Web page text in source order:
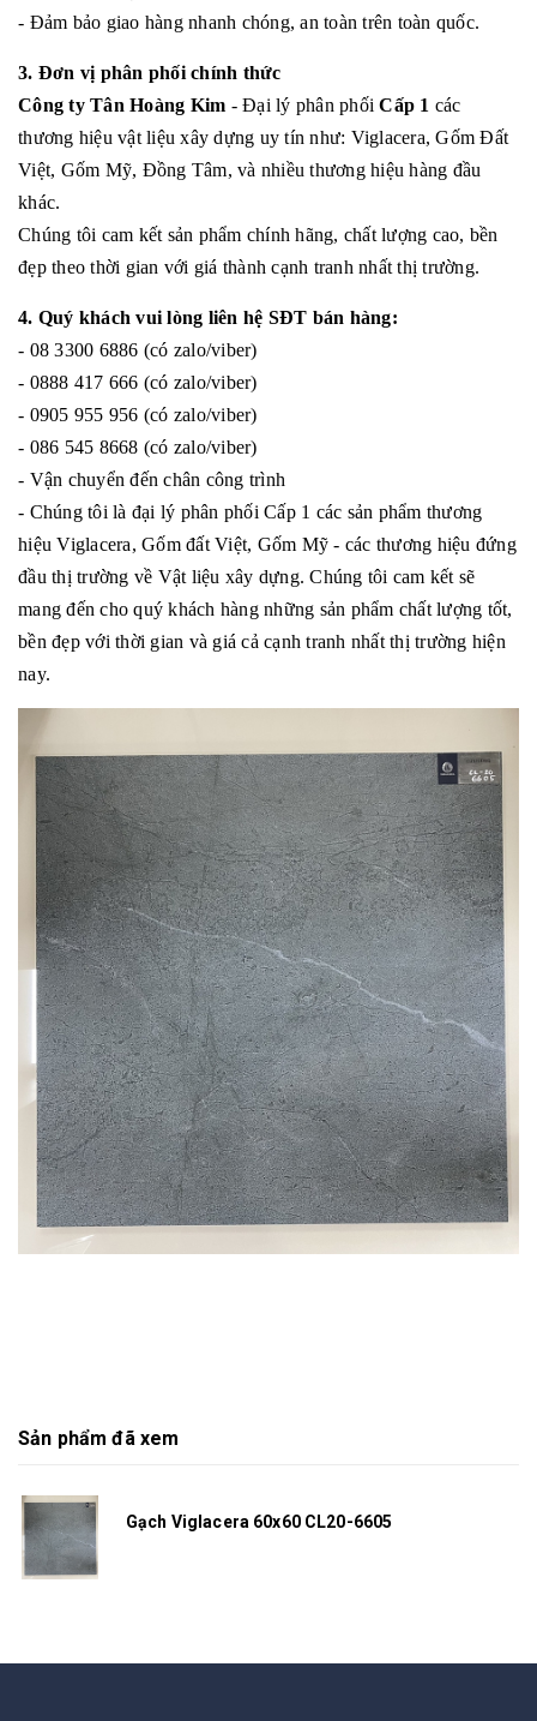
- Đảm bảo giao hàng nhanh chóng, an toàn trên toàn quốc.
3. Đơn vị phân phối chính thức
Công ty Tân Hoàng Kim - Đại lý phân phối Cấp 1 các
thương hiệu vật liệu xây dựng uy tín như: Viglacera, Gốm Đất
Việt, Gốm Mỹ, Đồng Tâm, và nhiều thương hiệu hàng đầu
khác.
Chúng tôi cam kết sản phẩm chính hãng, chất lượng cao, bền
đẹp theo thời gian với giá thành cạnh tranh nhất thị trường.
4. Quý khách vui lòng liên hệ SĐT bán hàng:
- 08 3300 6886 (có zalo/viber)
- 0888 417 666 (có zalo/viber)
- 0905 955 956 (có zalo/viber)
- 086 545 8668 (có zalo/viber)
- Vận chuyển đến chân công trình
- Chúng tôi là đại lý phân phối Cấp 1 các sản phẩm thương
hiệu Viglacera, Gốm đất Việt, Gốm Mỹ - các thương hiệu đứng
đầu thị trường về Vật liệu xây dựng. Chúng tôi cam kết sẽ
mang đến cho quý khách hàng những sản phẩm chất lượng tốt,
bền đẹp với thời gian và giá cả cạnh tranh nhất thị trường hiện
nay.
Sản phẩm đã xem
Gạch Viglacera 60x60 CL20-6605